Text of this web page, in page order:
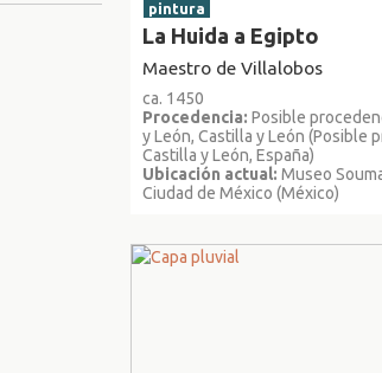
pintura
La Huida a Egipto
Maestro de Villalobos
ca. 1450
Procedencia: Posible
y León, Castilla y León (Posible
Castilla y León, España)
Ubicación actual: Museo
Ciudad de México (México)